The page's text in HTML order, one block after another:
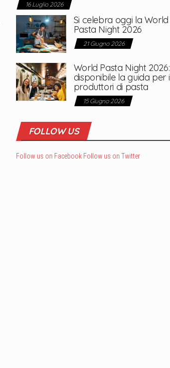
16 Luglio 2026
Si celebra oggi la World
Pasta Night 2026
21 Giugno 2026
World Pasta Night 2026:
disponibile la guida per i
produttori di pasta
15 Giugno 2026
FOLLOW US
Follow us on Facebook Follow us on Twitter